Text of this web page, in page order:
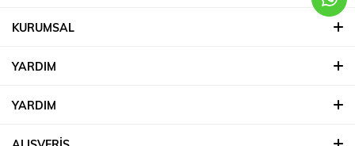
KURUMSAL
YARDIM
YARDIM